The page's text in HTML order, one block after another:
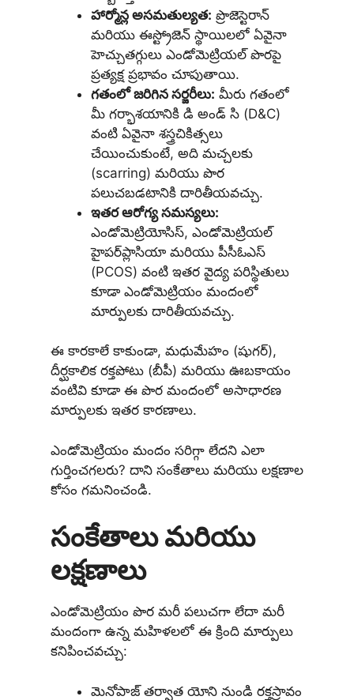
హార్మోన్ల అసమతుల్యత: ప్రొజెస్టెరాన్
మరియు ఈస్ట్రోజెన్ స్థాయిలలో ఏవైనా
హెచ్చుతగ్గులు ఎండోమెట్రియల్ పొరపై
ప్రత్యక్ష ప్రభావం చూపుతాయి.
గతంలో జరిగిన సర్జరీలు: మీరు గతంలో
మీ గర్భాశయానికి డి అండ్ సి (D&C)
వంటి ఏవైనా శస్త్రచికిత్సలు
చేయించుకుంటే, అది మచ్చలకు
(scarring) మరియు పొర
పలుచబడటానికి దారితీయవచ్చు.
ఇతర ఆరోగ్య సమస్యలు:
ఎండోమెట్రియోసిస్, ఎండోమెట్రియల్
హైపర్‌ప్లాసియా మరియు పీసీఓఎస్
(PCOS) వంటి ఇతర వైద్య పరిస్థితులు
కూడా ఎండోమెట్రియం మందంలో
మార్పులకు దారితీయవచ్చు.
ఈ కారకాలే కాకుండా, మధుమేహం (షుగర్),
దీర్ఘకాలిక రక్తపోటు (బీపీ) మరియు ఊబకాయం
వంటివి కూడా ఈ పొర మందంలో అసాధారణ
మార్పులకు ఇతర కారణాలు.
ఎండోమెట్రియం మందం సరిగ్గా లేదని ఎలా
గుర్తించగలరు? దాని సంకేతాలు మరియు లక్షణాల
కోసం గమనించండి.
సంకేతాలు మరియు
లక్షణాలు
ఎండోమెట్రియం పొర మరీ పలుచగా లేదా మరీ
మందంగా ఉన్న మహిళలలో ఈ క్రింది మార్పులు
కనిపించవచ్చు:
మెనోపాజ్ తర్వాత యోని నుండి రక్తస్రావం